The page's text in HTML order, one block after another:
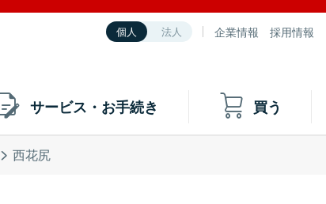
個人 法人 企業情報 採用情報
サービス・お手続き 買う
西花尻